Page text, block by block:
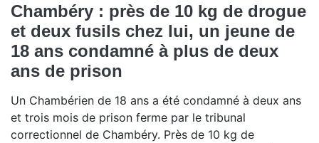
Chambéry : près de 10 kg de drogue
et deux fusils chez lui, un jeune de
18 ans condamné à plus de deux
ans de prison
Un Chambérien de 18 ans a été condamné à deux ans
et trois mois de prison ferme par le tribunal
correctionnel de Chambéry. Près de 10 kg de